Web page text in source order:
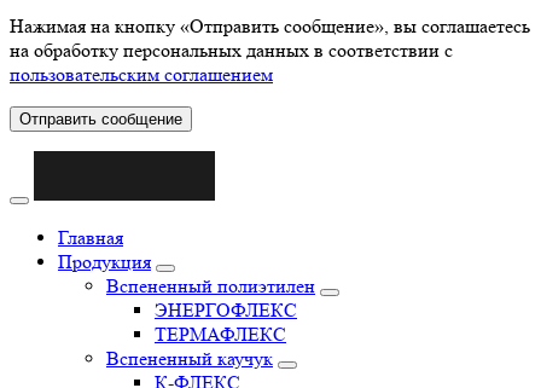
Нажимая на кнопку «Отправить сообщение», вы соглашаетесь
на обработку персональных данных в соответствии с
пользовательским соглашением
Отправить сообщение
Главная
Продукция
Вспененный полиэтилен
ЭНЕРГОФЛЕКС
ТЕРМАФЛЕКС
Вспененный каучук
К-ФЛЕКС